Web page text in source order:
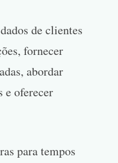
de clientes
fornecer
abordar
e oferecer
para tempos